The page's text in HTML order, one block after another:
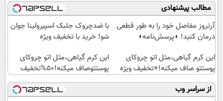
مطالب پیشنهادی
آرتروز مفاصل خود را به طور قطعی
درمان کنید! ◗پرسش‌نامه◖
با ضدچروک جلبک اسپیرولینا جوان
شو! خرید با تخفیف ویژه
این کرم گیاهی،مثل اتو چروکای
پوستتو صاف میکنه!+تخفیف ویژه
این کرم گیاهی،مثل اتو چروکای
پوستتوصاف میکنه!50%تخفیف
از سراسر وب